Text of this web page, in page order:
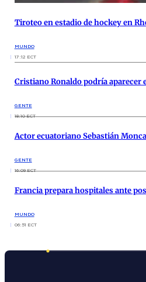
Tiroteo en estadio de hockey en
MUNDO
17:12 ECT
Cristiano Ronaldo podría aparecer
GENTE
18:10 ECT
Actor ecuatoriano Sebastián
GENTE
16:09 ECT
Francia prepara hospitales ante
MUNDO
06:51 ECT